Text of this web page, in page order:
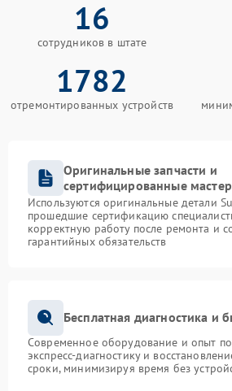
16
сотрудников в штате
1782
отремонтированных устройств
Оригинальные запчасти и
сертифицированные
Используются оригинальные детали
прошедшие сертификацию
корректную работу после ремонта и
гарантийных обязательств
Бесплатная диагностика и
Современное оборудование и опыт
экспресс-диагностику и
сроки, минимизируя время без